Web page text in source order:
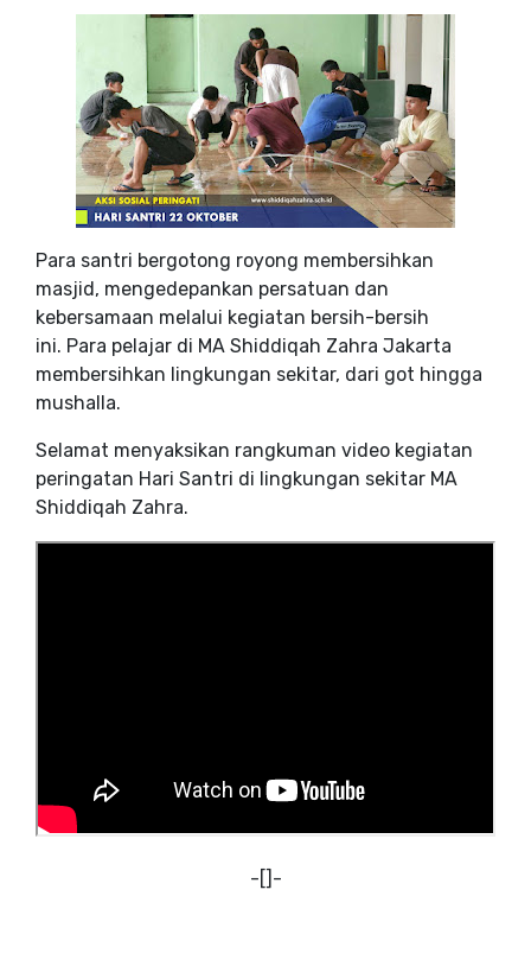
Para santri bergotong royong membersihkan
masjid, mengedepankan persatuan dan
kebersamaan melalui kegiatan bersih-bersih
ini. Para pelajar di MA Shiddiqah Zahra Jakarta
membersihkan lingkungan sekitar, dari got hingga
mushalla.
Selamat menyaksikan rangkuman video kegiatan
peringatan Hari Santri di lingkungan sekitar MA
Shiddiqah Zahra.
-[]-